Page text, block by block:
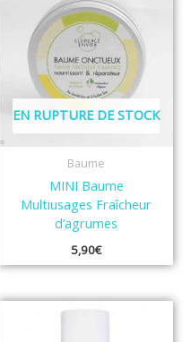
EN RUPTURE DE STOCK
Baume
MINI Baume
Multiusages Fraîcheur
d’agrumes
5,90€